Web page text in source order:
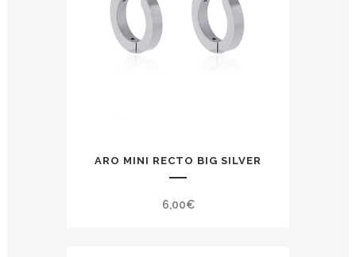
ARO MINI RECTO BIG SILVER
6,00€